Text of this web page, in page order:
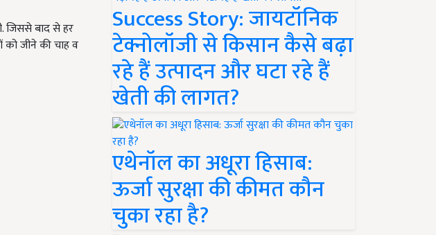
जिससे बाद से हर
को जीने की चाह व
Success Story: जायटॉनिक
टेक्नोलॉजी से किसान कैसे बढ़ा
रहे हैं उत्पादन और घटा रहे हैं
खेती की लागत?
एथेनॉल का अधूरा हिसाब:
ऊर्जा सुरक्षा की कीमत कौन
चुका रहा है?